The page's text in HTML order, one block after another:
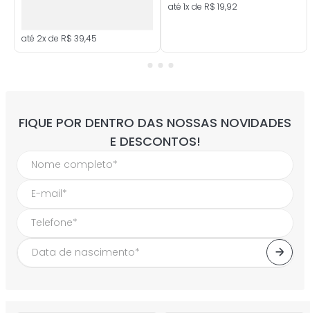
até 2x de R$ 39,45
até 1x de R$ 19,92
FIQUE POR DENTRO DAS NOSSAS NOVIDADES
E DESCONTOS!